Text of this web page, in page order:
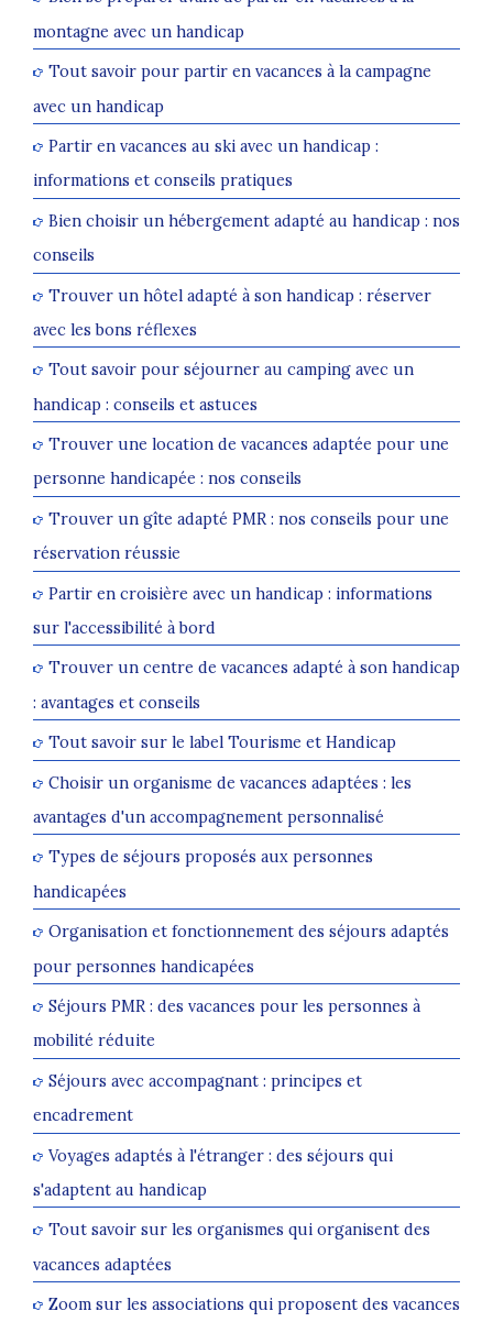
montagne avec un handicap
Tout savoir pour partir en vacances à la campagne
avec un handicap
Partir en vacances au ski avec un handicap :
informations et conseils pratiques
Bien choisir un hébergement adapté au handicap : nos
conseils
Trouver un hôtel adapté à son handicap : réserver
avec les bons réflexes
Tout savoir pour séjourner au camping avec un
handicap : conseils et astuces
Trouver une location de vacances adaptée pour une
personne handicapée : nos conseils
Trouver un gîte adapté PMR : nos conseils pour une
réservation réussie
Partir en croisière avec un handicap : informations
sur l'accessibilité à bord
Trouver un centre de vacances adapté à son handicap
: avantages et conseils
Tout savoir sur le label Tourisme et Handicap
Choisir un organisme de vacances adaptées : les
avantages d'un accompagnement personnalisé
Types de séjours proposés aux personnes
handicapées
Organisation et fonctionnement des séjours adaptés
pour personnes handicapées
Séjours PMR : des vacances pour les personnes à
mobilité réduite
Séjours avec accompagnant : principes et
encadrement
Voyages adaptés à l'étranger : des séjours qui
s'adaptent au handicap
Tout savoir sur les organismes qui organisent des
vacances adaptées
Zoom sur les associations qui proposent des vacances